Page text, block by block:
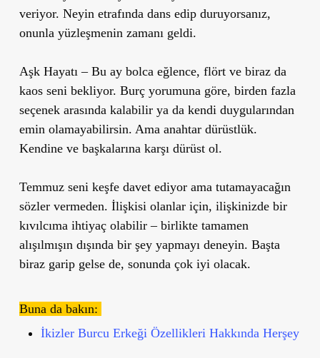
veriyor. Neyin etrafında dans edip duruyorsanız,
onunla yüzleşmenin zamanı geldi.
Aşk Hayatı – Bu ay bolca eğlence, flört ve biraz da
kaos seni bekliyor. Burç yorumuna göre, birden fazla
seçenek arasında kalabilir ya da kendi duygularından
emin olamayabilirsin. Ama anahtar dürüstlük.
Kendine ve başkalarına karşı dürüst ol.
Temmuz seni keşfe davet ediyor ama tutamayacağın
sözler vermeden. İlişkisi olanlar için, ilişkinizde bir
kıvılcıma ihtiyaç olabilir – birlikte tamamen
alışılmışın dışında bir şey yapmayı deneyin. Başta
biraz garip gelse de, sonunda çok iyi olacak.
Buna da bakın:
İkizler Burcu Erkeği Özellikleri Hakkında Herşey